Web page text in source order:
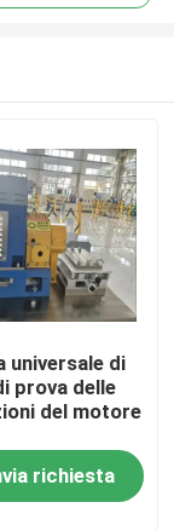
universale di
prova delle
del motore
richiesta